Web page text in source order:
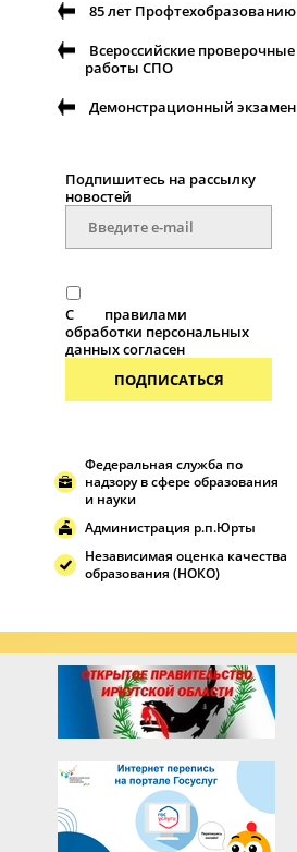
85 лет Профтехобразованию
Всероссийские проверочные
работы СПО
Демонстрационный экзамен
Подпишитесь на рассылку
новостей
С
правилами
обработки персональных
данных согласен
ПОДПИСАТЬСЯ
Федеральная служба по
надзору в сфере образования
и науки
Администрация р.п.Юрты
Независимая оценка качества
образования (НОКО)